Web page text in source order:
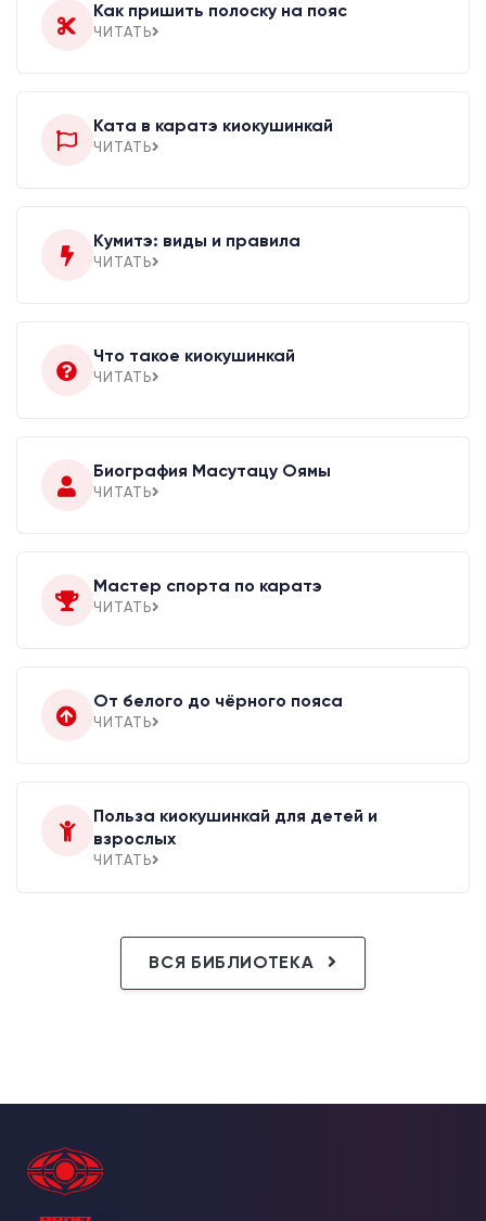
Как пришить полоску на пояс
ЧИТАТЬ
Ката в каратэ киокушинкай
ЧИТАТЬ
Кумитэ: виды и правила
ЧИТАТЬ
Что такое киокушинкай
ЧИТАТЬ
Биография Масутацу Оямы
ЧИТАТЬ
Мастер спорта по каратэ
ЧИТАТЬ
От белого до чёрного пояса
ЧИТАТЬ
Польза киокушинкай для детей и
взрослых
ЧИТАТЬ
ВСЯ БИБЛИОТЕКА